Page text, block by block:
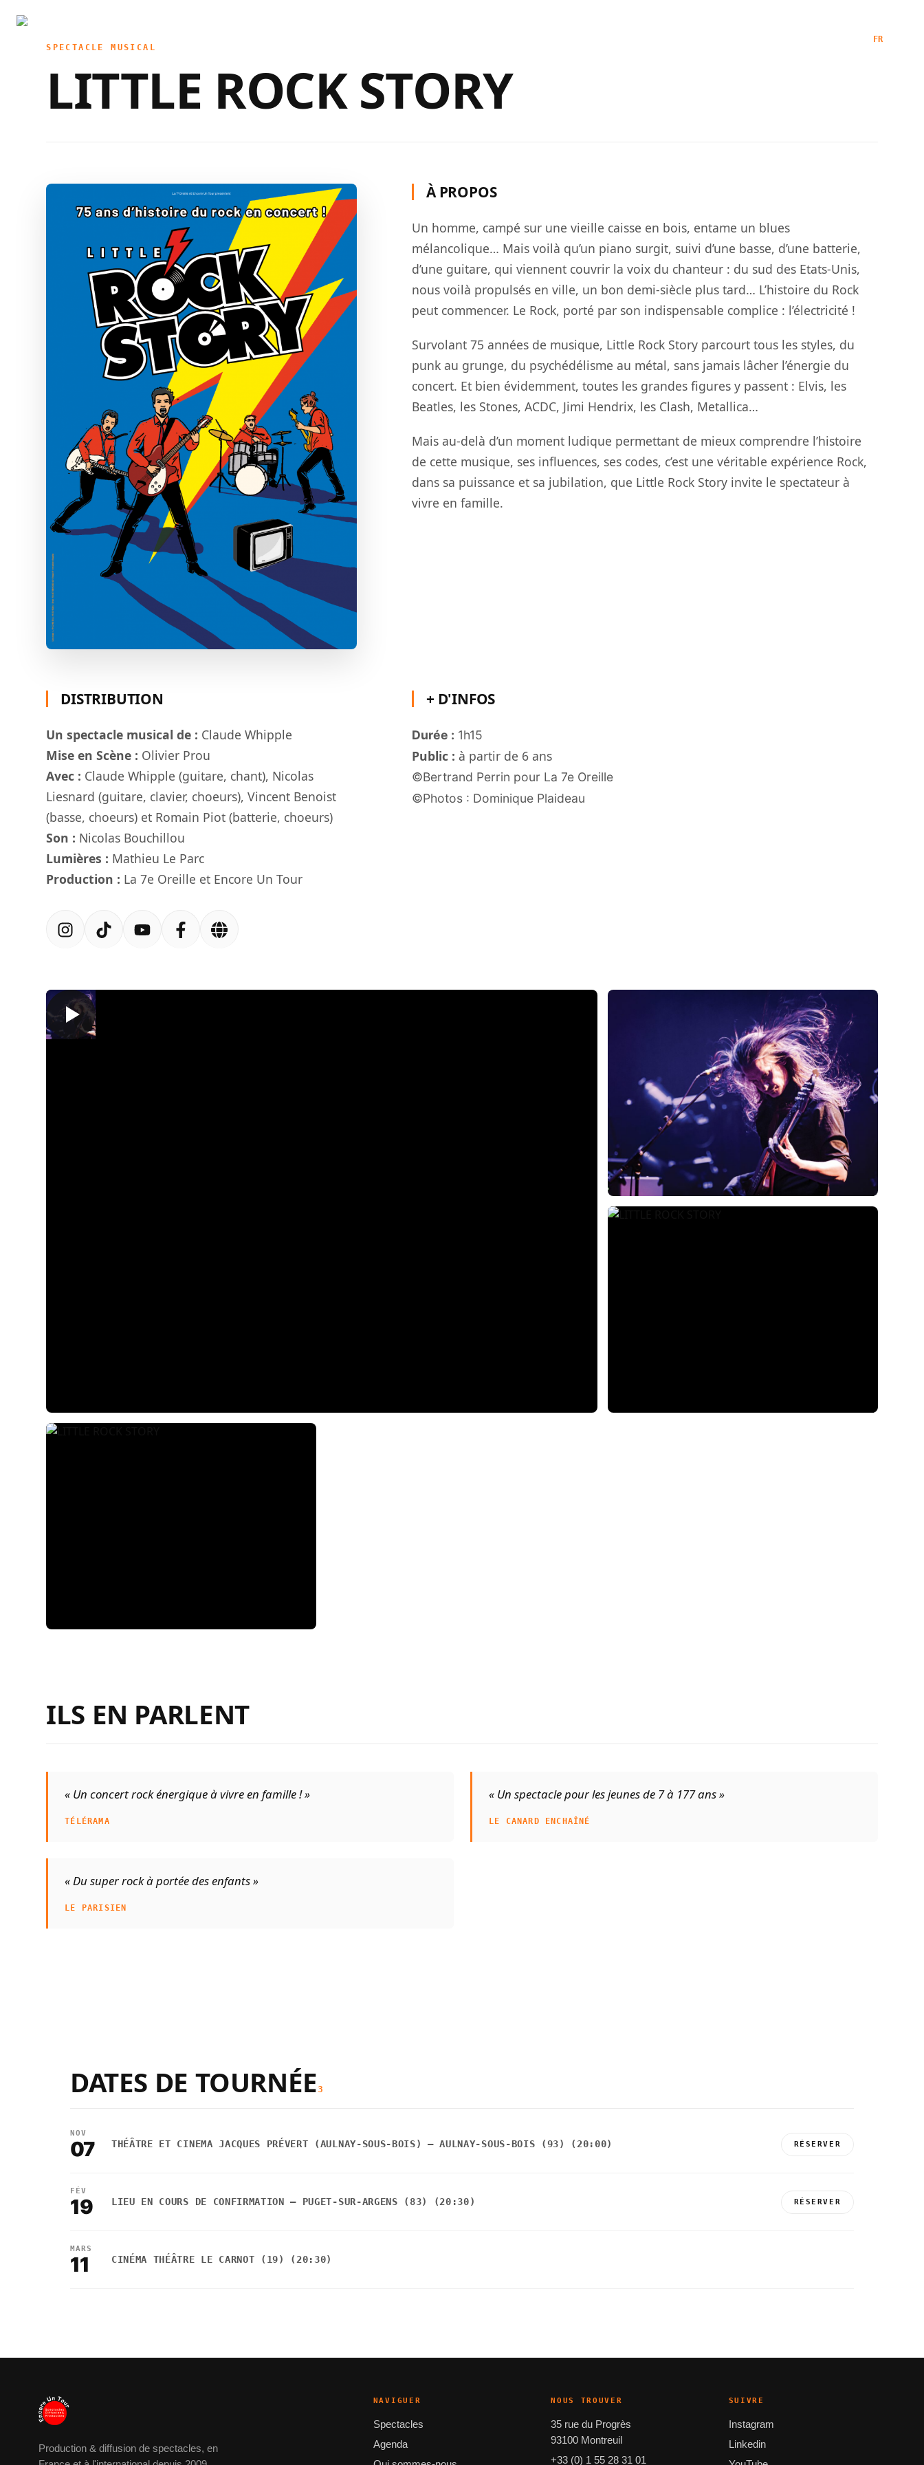
FR
SPECTACLE MUSICAL
LITTLE ROCK STORY
À PROPOS
Un homme, campé sur une vieille caisse en bois, entame un blues
mélancolique… Mais voilà qu’un piano surgit, suivi d’une basse, d’une batterie,
d’une guitare, qui viennent couvrir la voix du chanteur : du sud des Etats-Unis,
nous voilà propulsés en ville, un bon demi-siècle plustard… L’histoire du Rock
peut commencer. Le Rock, porté par son indispensable complice : l’électricité !
Survolant 75 années de musique, Little Rock Story parcourttous les styles, du
punk au grunge, du psychédélisme au métal, sans jamais lâcher l’énergie du
concert. Et bien évidemment, toutes les grandes figures y passent : Elvis, les
Beatles, les Stones, ACDC, Jimi Hendrix, les Clash, Metallica…
Mais au-delà d’un moment ludique permettant de mieux comprendre l’histoire
de cette musique, ses influences, ses codes, c’est une véritable expérience Rock,
dans sa puissance et sa jubilation, que Little Rock Story invite le spectateur à
vivre en famille.
DISTRIBUTION
Un spectacle musical de : Claude Whipple
Mise en Scène : Olivier Prou
Avec : Claude Whipple (guitare, chant), Nicolas
Liesnard (guitare, clavier, choeurs), Vincent Benoist
(basse, choeurs) et Romain Piot (batterie, choeurs)
Son : Nicolas Bouchillou
Lumières : Mathieu Le Parc
Production : La 7e Oreille et Encore Un Tour
+ D'INFOS
Durée : 1h15
Public : à partir de 6 ans
©Bertrand Perrin pour La 7e Oreille
©Photos : Dominique Plaideau
ILS EN PARLENT
« Un concert rock énergique à vivre en famille ! »
TÉLÉRAMA
« Un spectacle pour les jeunes de 7 à 177 ans »
LE CANARD ENCHAÎNÉ
« Du super rock à portée des enfants »
LE PARISIEN
DATES DE TOURNÉE3
NOV
07 THÉÂTRE ET CINEMA JACQUES PRÉVERT (AULNAY-SOUS-BOIS) — AULNAY-SOUS-BOIS (93) (20:00) RÉSERVER
FÉV
19 LIEU EN COURS DE CONFIRMATION — PUGET-SUR-ARGENS (83) (20:30) RÉSERVER
MARS
11 CINÉMA THÉÂTRE LE CARNOT (19) (20:30)
Production & diffusion de spectacles, en
NAVIGUER
Spectacles
Agenda
NOUS TROUVER
35 rue du Progrès
93100 Montreuil
+33 (0) 1 55 28 31 01
SUIVRE
Instagram
Linkedin